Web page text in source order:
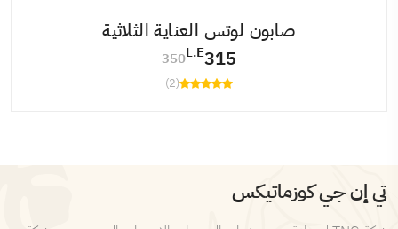
صابون لوتس العناية الثلاثية
315
L.E
350
(2)
تي إن جي كوزماتيكس